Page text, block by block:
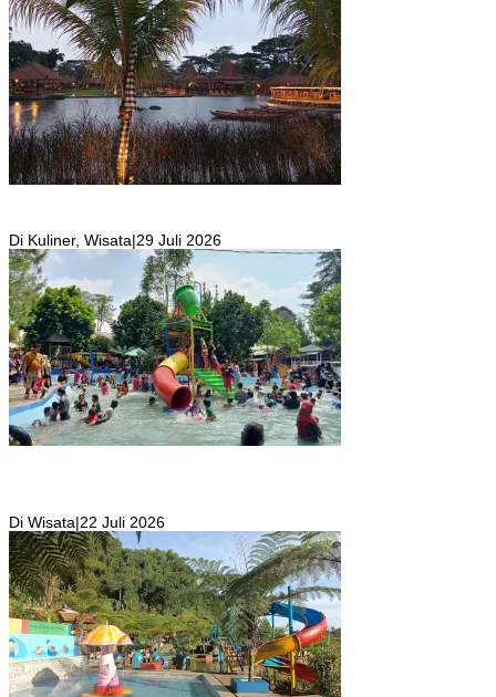
Di Kuliner, Wisata|29 Juli 2026
Di Wisata|22 Juli 2026